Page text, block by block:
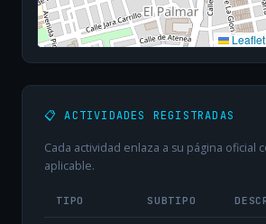
Leaflet
📋 ACTIVIDADES REGISTRADAS
Cada actividad enlaza a su página oficial
aplicable.
TIPO SUBTIPO